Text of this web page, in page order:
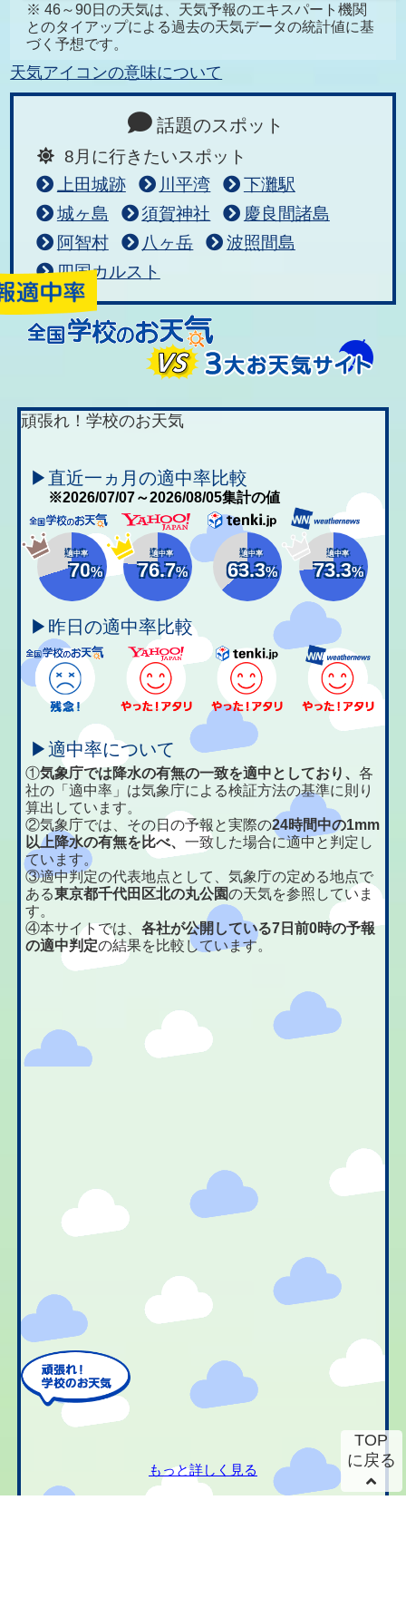
※ 46～90日の天気は、天気予報のエキスパート機関
とのタイアップによる過去の天気データの統計値に基
づく予想です。
天気アイコンの意味について
話題のスポット
8月に行きたいスポット
上田城跡
川平湾
下灘駅
城ヶ島
須賀神社
慶良間諸島
阿智村
八ヶ岳
波照間島
四国カルスト
頑張れ！学校のお天気
▶直近一ヵ月の適中率比較
※2026/07/07～2026/08/05集計の値
適中率
70%
適中率
76.7%
適中率
63.3%
適中率
73.3%
▶昨日の適中率比較
▶適中率について
①気象庁では降水の有無の一致を適中としており、各
社の「適中率」は気象庁による検証方法の基準に則り
算出しています。
②気象庁では、その日の予報と実際の24時間中の1mm
以上降水の有無を比べ、一致した場合に適中と判定し
ています。
③適中判定の代表地点として、気象庁の定める地点で
ある東京都千代田区北の丸公園の天気を参照していま
す。
④本サイトでは、各社が公開している7日前0時の予報
の適中判定の結果を比較しています。
もっと詳しく見る
TOP
に戻る